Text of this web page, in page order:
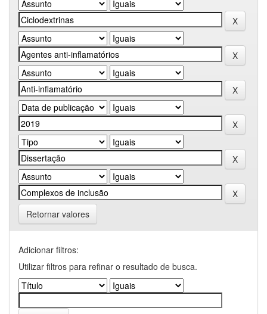
Retornar valores
Adicionar filtros:
Utilizar filtros para refinar o resultado de busca.